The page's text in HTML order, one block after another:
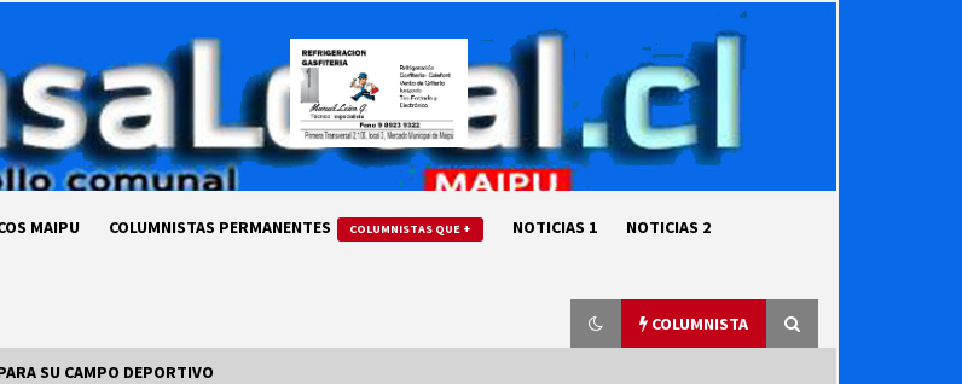
MAIPU COLUMNISTAS PERMANENTES COLUMNISTAS QUE + NOTICIAS 1 NOTICIAS 2
COLUMNISTA
SU CAMPO DEPORTIVO